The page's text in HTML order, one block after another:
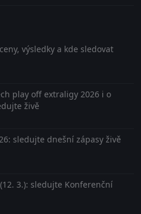
výsledky a kde sledovat
play off extraligy 2026 i o
živě
sledujte dnešní zápasy živě
3.): sledujte Konferenční